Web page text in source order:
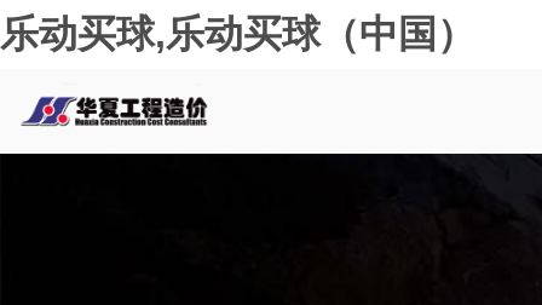
乐动买球,乐动买球（中国）